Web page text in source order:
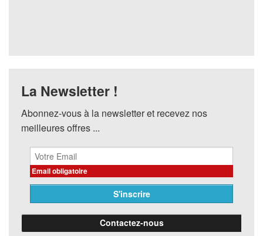
La Newsletter !
Abonnez-vous à la newsletter et recevez nos
meilleures offres ...
Email obligatoire
Contactez-nous